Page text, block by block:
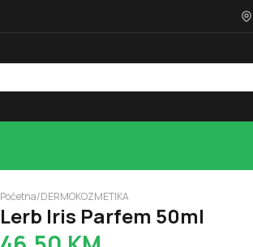
Početna/DERMOKOZMETIKA
Lerb Iris Parfem 50ml